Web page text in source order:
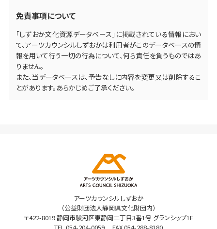
免責事項について
「しずおか文化資源データベース」に掲載されている情報におい
て、アーツカウンシルしずおかは利用者がこのデータベースの情
報を用いて行う一切の行為について、何ら責任を負うものではあ
りません。
また、当データベースは、予告なしに内容を変更又は削除するこ
とがあります。あらかじめご了承ください。
アーツカウンシルしずおか
（公益財団法人静岡県文化財団内）
〒422-8019 静岡市駿河区東静岡二丁目3番1号 グランシップ1F